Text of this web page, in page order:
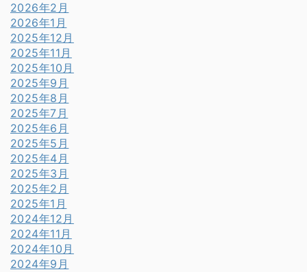
2026年2月
2026年1月
2025年12月
2025年11月
2025年10月
2025年9月
2025年8月
2025年7月
2025年6月
2025年5月
2025年4月
2025年3月
2025年2月
2025年1月
2024年12月
2024年11月
2024年10月
2024年9月